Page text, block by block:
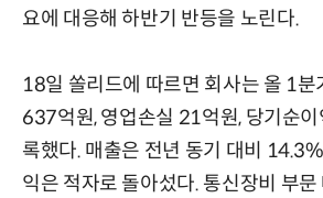
요에 대응해 하반기 반등을 노린다.
18일 쏠리드에 따르면 회사는 올 1분
637억원, 영업손실 21억원, 당기순이
록했다. 매출은 전년 동기 대비
익은 적자로 돌아섰다. 통신장비 부